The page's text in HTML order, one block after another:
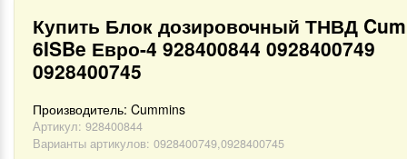
Купить Блок дозировочный ТНВД
6ISBe Евро-4 928400844 0928400749
0928400745
Производитель: Cummins
Артикул: 928400844
Варианты артикулов: 0928400749,0928400745